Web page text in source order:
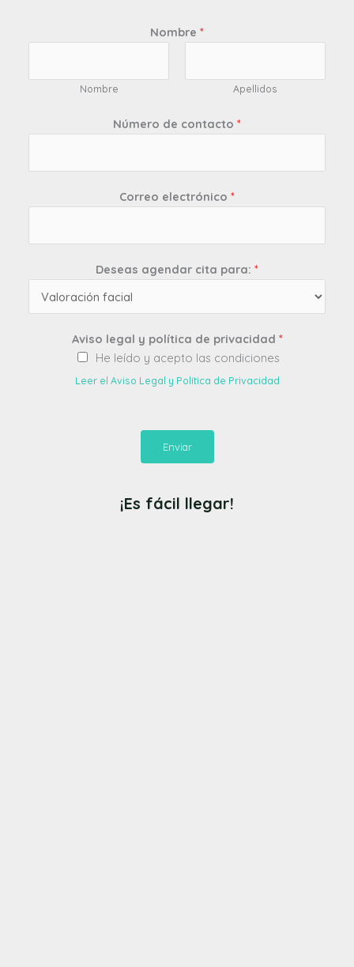
Nombre *
Nombre Apellidos
Número de contacto *
Correo electrónico *
Deseas agendar cita para: *
Aviso legal y política de privacidad *
He leído y acepto las condiciones
Leer el Aviso Legal y Política de Privacidad
Enviar
¡Es fácil llegar!